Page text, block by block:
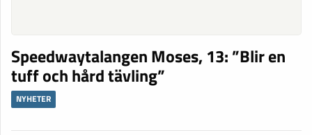
Speedwaytalangen Moses, 13: ”Blir en
tuff och hård tävling”
NYHETER